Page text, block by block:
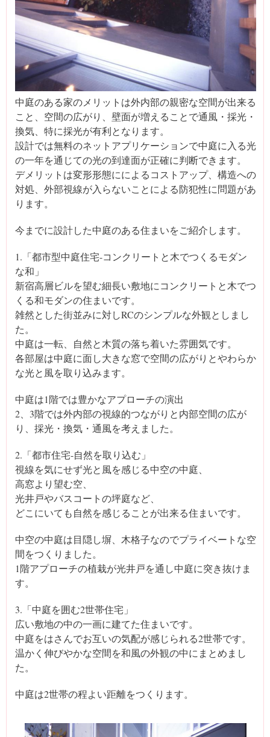
中庭のある家のメリットは外内部の親密な空間が出来る
こと、空間の広がり、壁面が増えることで通風・採光・
換気、特に採光が有利となります。
設計では無料のネットアプリケーションで中庭に入る光
の一年を通じての光の到達面が正確に判断できます。
デメリットは変形形態にによるコストアップ、構造への
対処、外部視線が入らないことによる防犯性に問題があ
ります。
今までに設計した中庭のある住まいをご紹介します。
1.「都市型中庭住宅-コンクリートと木でつくるモダン
な和」
新宿高層ビルを望む細長い敷地にコンクリートと木でつ
くる和モダンの住まいです。
雑然とした街並みに対しRCのシンプルな外観としまし
た。
中庭は一転、自然と木質の落ち着いた雰囲気です。
各部屋は中庭に面し大きな窓で空間の広がりとやわらか
な光と風を取り込みます。
中庭は1階では豊かなアプローチの演出
2、3階では外内部の視線的つながりと内部空間の広が
り、採光・換気・通風を考えました。
2.「都市住宅-自然を取り込む」
視線を気にせず光と風を感じる中空の中庭、
高窓より望む空、
光井戸やバスコートの坪庭など、
どこにいても自然を感じることが出来る住まいです。
中空の中庭は目隠し塀、木格子なのでプライベートな空
間をつくりました。
1階アプローチの植栽が光井戸を通し中庭に突き抜けま
す。
3.「中庭を囲む2世帯住宅」
広い敷地の中の一画に建てた住まいです。
中庭をはさんでお互いの気配が感じられる2世帯です。
温かく伸びやかな空間を和風の外観の中にまとめまし
た。
中庭は2世帯の程よい距離をつくります。